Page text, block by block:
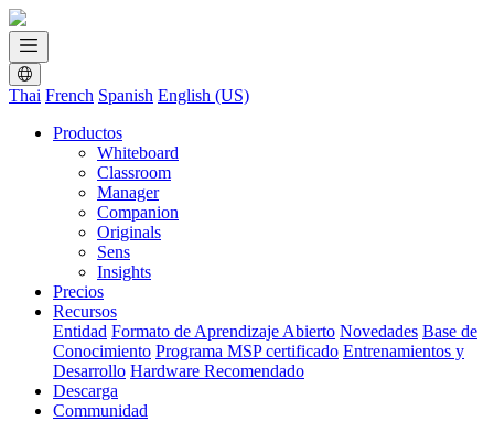
Thai French Spanish English (US)
Productos
Whiteboard
Classroom
Manager
Companion
Originals
Sens
Insights
Precios
Recursos
Entidad Formato de Aprendizaje Abierto Novedades Base de
Conocimiento Programa MSP certificado Entrenamientos y
Desarrollo Hardware Recomendado
Descarga
Communidad